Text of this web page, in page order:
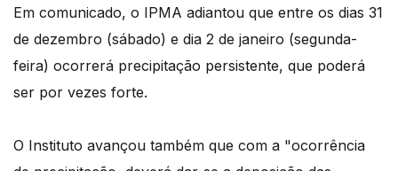
Em comunicado, o IPMA adiantou que entre os dias 31
de dezembro (sábado) e dia 2 de janeiro (segunda-
feira) ocorrerá precipitação persistente, que poderá
ser por vezes forte.
O Instituto avançou também que com a "ocorrência